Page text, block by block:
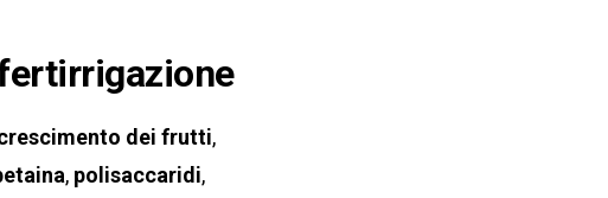
dei frutti,
, polisaccaridi,